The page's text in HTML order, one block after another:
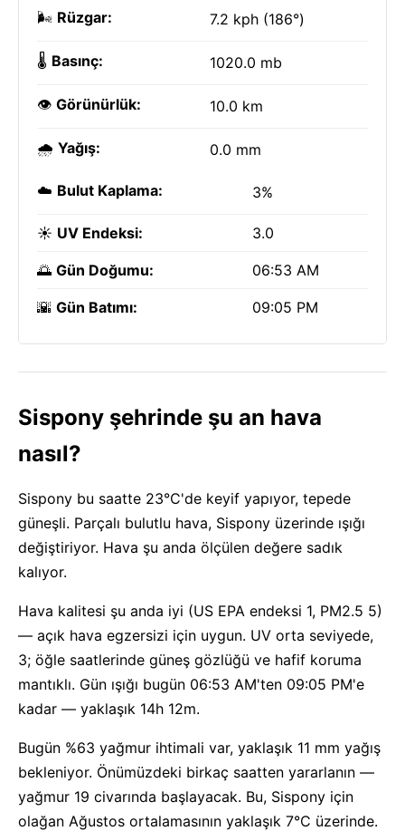
🌬️ Rüzgar: 7.2 kph (186°)
🌡️ Basınç: 1020.0 mb
👁️ Görünürlük: 10.0 km
🌧️ Yağış: 0.0 mm
☁️ Bulut Kaplama: 3%
☀️ UV Endeksi: 3.0
🌅 Gün Doğumu: 06:53 AM
🌇 Gün Batımı: 09:05 PM
Sispony şehrinde şu an hava
nasıl?
Sispony bu saatte 23°C'de keyif yapıyor, tepede
güneşli. Parçalı bulutlu hava, Sispony üzerinde ışığı
değiştiriyor. Hava şu anda ölçülen değere sadık
kalıyor.
Hava kalitesi şu anda iyi (US EPA endeksi 1, PM2.5 5)
— açık hava egzersizi için uygun. UV orta seviyede,
3; öğle saatlerinde güneş gözlüğü ve hafif koruma
mantıklı. Gün ışığı bugün 06:53 AM'ten 09:05 PM'e
kadar — yaklaşık 14h 12m.
Bugün %63 yağmur ihtimali var, yaklaşık 11 mm yağış
bekleniyor. Önümüzdeki birkaç saatten yararlanın —
yağmur 19 civarında başlayacak. Bu, Sispony için
olağan Ağustos ortalamasının yaklaşık 7°C üzerinde.